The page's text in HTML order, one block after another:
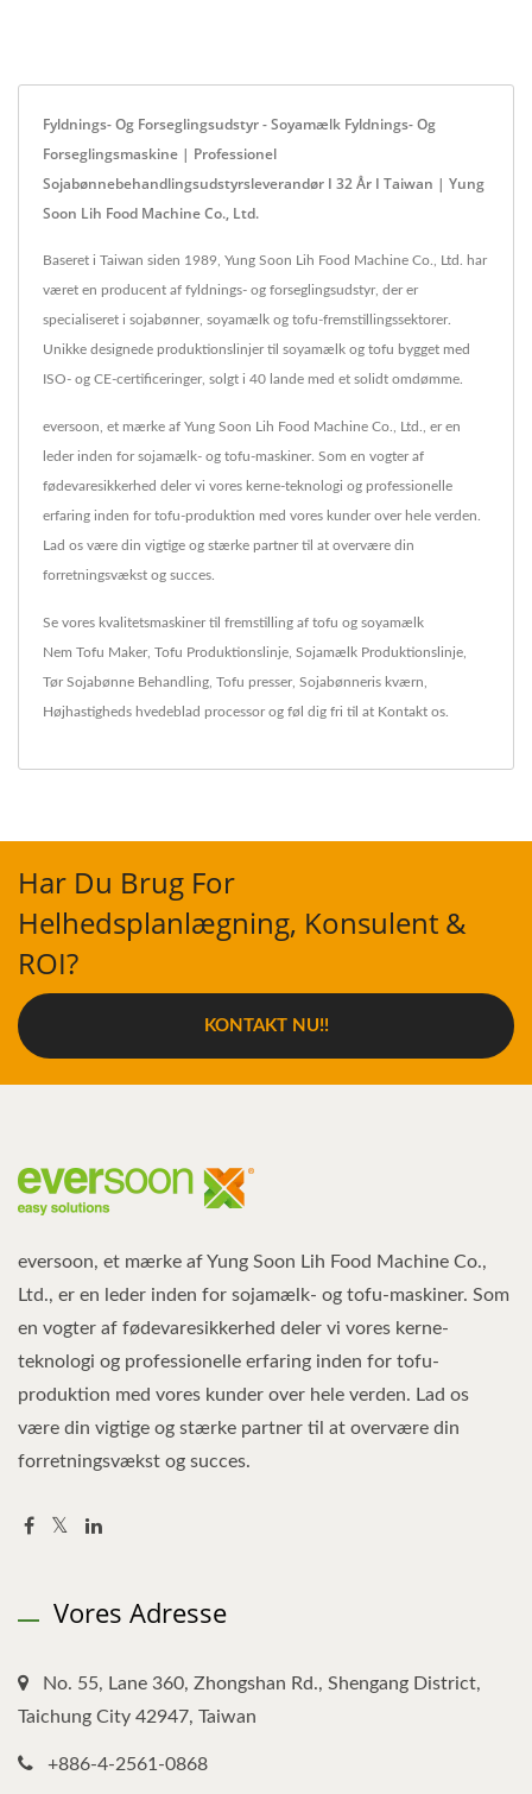
Fyldnings- Og Forseglingsudstyr - Soyamælk Fyldnings- Og
Forseglingsmaskine | Professionel
Sojabønnebehandlingsudstyrsleverandør I 32 År I Taiwan | Yung
Soon Lih Food Machine Co., Ltd.
Baseret i Taiwan siden 1989, Yung Soon Lih Food Machine Co., Ltd. har
været en producent af fyldnings- og forseglingsudstyr, der er
specialiseret i sojabønner, soyamælk og tofu-fremstillingssektorer.
Unikke designede produktionslinjer til soyamælk og tofu bygget med
ISO- og CE-certificeringer, solgt i 40 lande med et solidt omdømme.
eversoon, et mærke af Yung Soon Lih Food Machine Co., Ltd., er en
leder inden for sojamælk- og tofu-maskiner. Som en vogter af
fødevaresikkerhed deler vi vores kerne-teknologi og professionelle
erfaring inden for tofu-produktion med vores kunder over hele verden.
Lad os være din vigtige og stærke partner til at overvære din
forretningsvækst og succes.
Se vores kvalitetsmaskiner til fremstilling af tofu og soyamælk
Nem Tofu Maker, Tofu Produktionslinje, Sojamælk Produktionslinje,
Tør Sojabønne Behandling, Tofu presser, Sojabønneris kværn,
Højhastigheds hvedeblad processorog føl dig fri til at Kontakt os.
Har Du Brug For
Helhedsplanlægning, Konsulent &
ROI?
KONTAKT NU!!
eversoon, et mærke af Yung Soon Lih Food Machine Co.,
Ltd., er en leder inden for sojamælk- og tofu-maskiner. Som
en vogter af fødevaresikkerhed deler vi vores kerne-
teknologi og professionelle erfaring inden for tofu-
produktion med vores kunder over hele verden. Lad os
være din vigtige og stærke partner til at overvære din
forretningsvækst og succes.
Vores Adresse
No. 55, Lane 360, Zhongshan Rd., Shengang District,
Taichung City 42947, Taiwan
+886-4-2561-0868